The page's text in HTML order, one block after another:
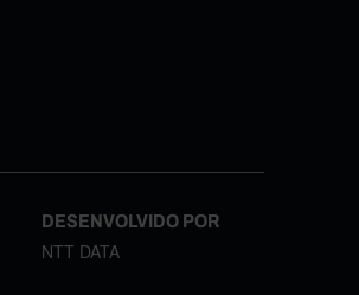
DESENVOLVIDO POR
NTT DATA